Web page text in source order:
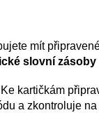
mít
slovní zásoby
kartičkám
a zkontroluje